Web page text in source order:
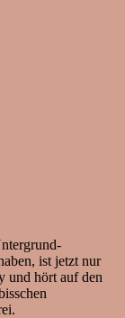
ist jetzt nur
und hört auf den